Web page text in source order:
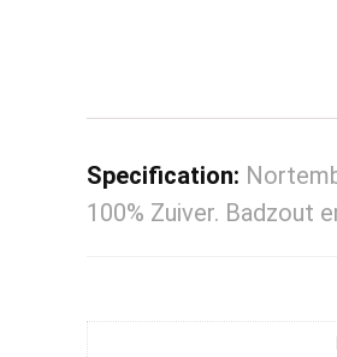
Specification:
100% Zuiver. Badzout